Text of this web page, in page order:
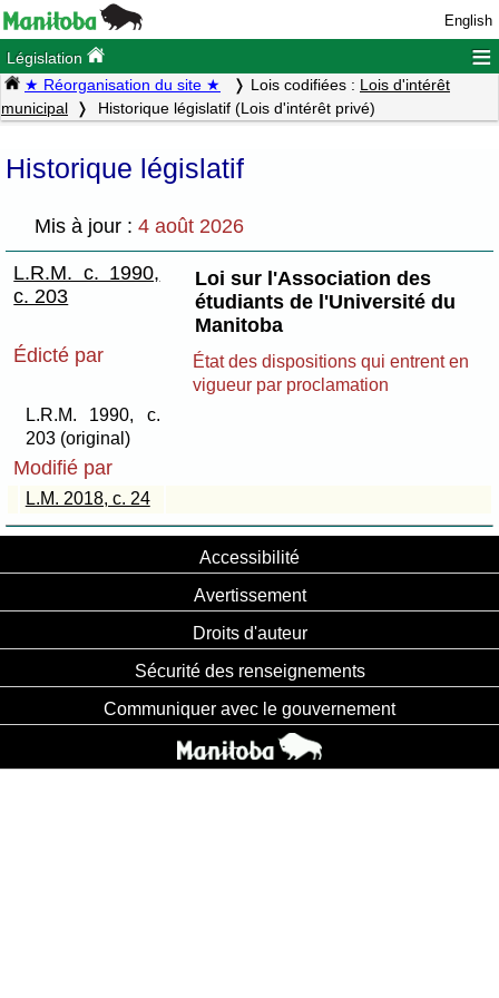
English
Législation ≡
★ Réorganisation du site ★ Lois codifiées : Lois d'intérêt
municipal
Historique législatif (Lois d'intérêt privé)
Historique législatif
Mis à jour :4 août 2026
L.R.M. c. 1990,
c. 203
Loi sur l'Association des
étudiants de l'Université du
Manitoba
Édicté par
État des dispositions qui entrent en
vigueur par proclamation
L.R.M. 1990, c.
203 (original)
Modifié par
L.M. 2018, c. 24
Accessibilité
Avertissement
Droits d'auteur
Sécurité des renseignements
Communiquer avec le gouvernement